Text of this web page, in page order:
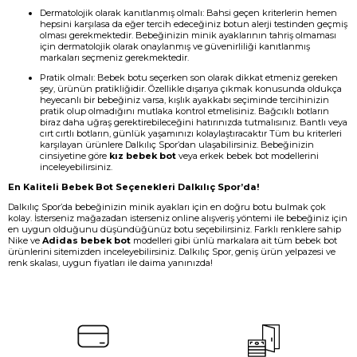
Dermatolojik olarak kanıtlanmış olmalı: Bahsi geçen kriterlerin hemen
hepsini karşılasa da eğer tercih edeceğiniz botun alerji testinden geçmiş
olması gerekmektedir. Bebeğinizin minik ayaklarının tahriş olmaması
için dermatolojik olarak onaylanmış ve güvenirliliği kanıtlanmış
markaları seçmeniz gerekmektedir.
Pratik olmalı: Bebek botu seçerken son olarak dikkat etmeniz gereken
şey, ürünün pratikliğidir. Özellikle dışarıya çıkmak konusunda oldukça
heyecanlı bir bebeğiniz varsa, kışlık ayakkabı seçiminde tercihinizin
pratik olup olmadığını mutlaka kontrol etmelisiniz. Bağcıklı botların
biraz daha uğraş gerektirebileceğini hatırınızda tutmalısınız. Bantlı veya
cırt cırtlı botların, günlük yaşamınızı kolaylaştıracaktır Tüm bu kriterleri
karşılayan ürünlere Dalkılıç Spor’dan ulaşabilirsiniz. Bebeğinizin
cinsiyetine göre kız bebek bot veya erkek bebek bot modellerini
inceleyebilirsiniz.
En Kaliteli Bebek Bot Seçenekleri Dalkılıç Spor’da!
Dalkılıç Spor’da bebeğinizin minik ayakları için en doğru botu bulmak çok
kolay. İsterseniz mağazadan isterseniz online alışveriş yöntemi ile bebeğiniz için
en uygun olduğunu düşündüğünüz botu seçebilirsiniz. Farklı renklere sahip
Nike ve Adidas bebek bot modelleri gibi ünlü markalara ait tüm bebek bot
ürünlerini sitemizden inceleyebilirsiniz. Dalkılıç Spor, geniş ürün yelpazesi ve
renk skalası, uygun fiyatları ile daima yanınızda!